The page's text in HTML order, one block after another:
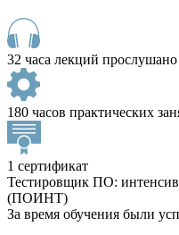
32 часа лекций прослушано
180 часов практических
1 сертификат
Тестировщик ПО:
(ПОИНТ)
За время обучения были